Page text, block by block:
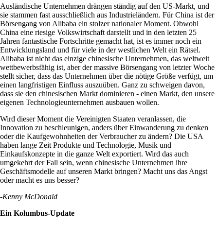
Ausländische Unternehmen drängen ständig auf den US-Markt, und
sie stammen fast ausschließlich aus Industrieländern. Für China ist der
Börsengang von Alibaba ein stolzer nationaler Moment. Obwohl
China eine riesige Volkswirtschaft darstellt und in den letzten 25
Jahren fantastische Fortschritte gemacht hat, ist es immer noch ein
Entwicklungsland und für viele in der westlichen Welt ein Rätsel.
Alibaba ist nicht das einzige chinesische Unternehmen, das weltweit
wettbewerbsfähig ist, aber der massive Börsengang von letzter Woche
stellt sicher, dass das Unternehmen über die nötige Größe verfügt, um
einen langfristigen Einfluss auszuüben. Ganz zu schweigen davon,
dass sie den chinesischen Markt dominieren - einen Markt, den unsere
eigenen Technologieunternehmen ausbauen wollen.
Wird dieser Moment die Vereinigten Staaten veranlassen, die
Innovation zu beschleunigen, anders über Einwanderung zu denken
oder die Kaufgewohnheiten der Verbraucher zu ändern? Die USA
haben lange Zeit Produkte und Technologie, Musik und
Einkaufskonzepte in die ganze Welt exportiert. Wird das auch
umgekehrt der Fall sein, wenn chinesische Unternehmen ihre
Geschäftsmodelle auf unseren Markt bringen? Macht uns das Angst
oder macht es uns besser?
-Kenny McDonald
Ein Kolumbus-Update